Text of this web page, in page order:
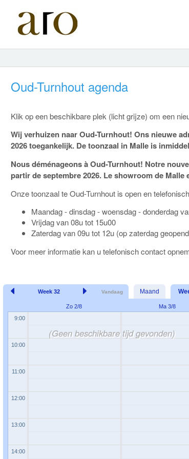
Oud-Turnhout agenda
Klik op een beschikbare plek (licht grijze) om een
Wij verhuizen naar Oud-Turnhout! Ons nieuwe
2026 toegankelijk. De toonzaal in Malle is
Nous déménageons à Oud-Turnhout! Notre
partir de septembre 2026. Le showroom de
Onze toonzaal te Oud-Turnhout is open en
Maandag - dinsdag - woensdag - donderdag
Vrijdag van 08u tot 15u00
Zaterdag van 09u tot 12u (op zaterdag
Voor meer informatie kan u telefonisch contact
Week 32 Vandaag Maand
(Geen beschikbare tijd gevonden)
Zo 2/8 Ma 3/8
9:00
10:00
11:00
12:00
13:00
14:00